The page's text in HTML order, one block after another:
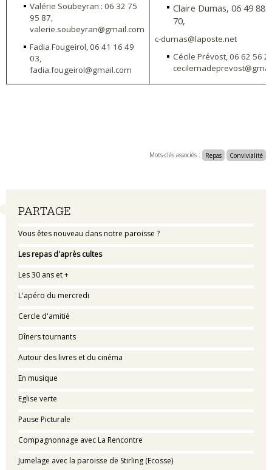
Navigation
PARTAGE
Vous êtes nouveau dans notre paroisse ?
Les repas d'après cultes
Les 30 ans et +
L'apéro du mercredi
Cercle d'amitié
Dîners tournants
Autour des livres et du cinéma
En musique
Eglise verte
Pause Picturale
Compagnonnage avec La Rencontre
Jumelage avec la paroisse de Stirling (Ecosse)
Valérie Soubeyran : 06 32 75
95 87,
valerie.soubeyran@gmail.com
Fadia Fougeirol, 06 41 16 49
03,
fadia.fougeirol@gmail.com
Claire Dumas, 06 49 88
70,
c-dumas@laposte.net
Cécile Prévost, 06 62 56
Mots-clés associés : Repas Convivialité